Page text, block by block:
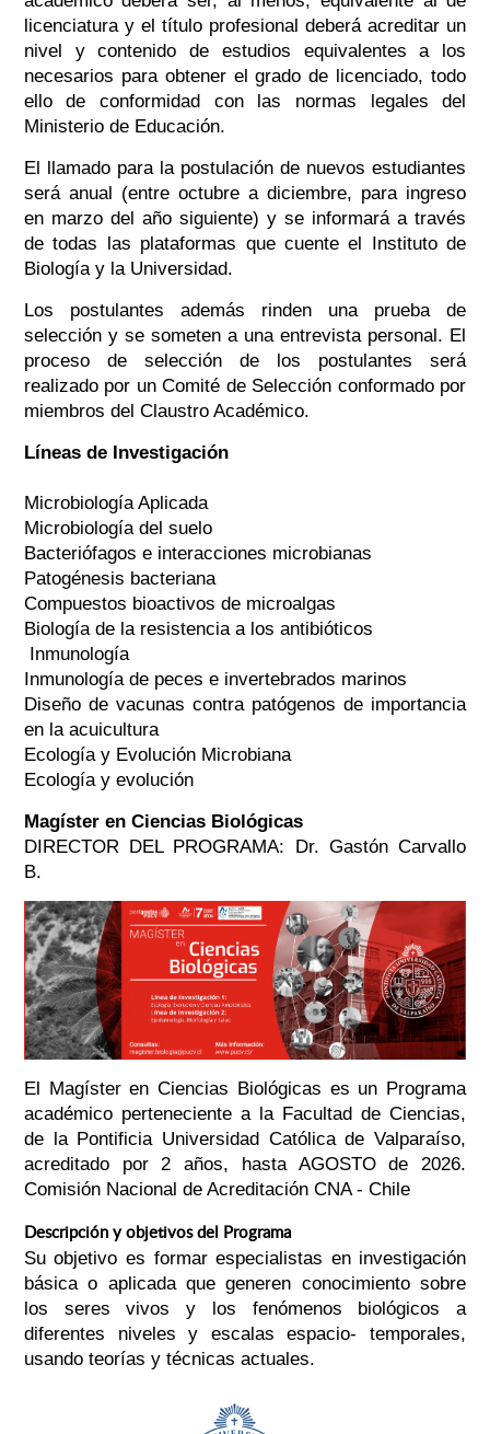
licenciatura y el título profesional deberá acreditar un
nivel y contenido de estudios equivalentes a los
necesarios para obtener el grado de licenciado, todo
ello de conformidad con las normas legales del
Ministerio de Educación.
El llamado para la postulación de nuevos estudiantes
será anual (entre octubre a diciembre, para ingreso
en marzo del año siguiente) y se informará a través
de todas las plataformas que cuente el Instituto de
Biología y la Universidad.
Los postulantes además rinden una prueba de
selección y se someten a una entrevista personal. El
proceso de selección de los postulantes será
realizado por un Comité de Selección conformado por
miembros del Claustro Académico.
Líneas de Investigación
Microbiología Aplicada
Microbiología del suelo
Bacteriófagos e interacciones microbianas
Patogénesis bacteriana
Compuestos bioactivos de microalgas
Biología de la resistencia a los antibióticos
Inmunología
Inmunología de peces e invertebrados marinos
Diseño de vacunas contra patógenos de importancia
en la acuicultura
Ecología y Evolución Microbiana
Ecología y evolución
Magíster en Ciencias Biológicas
DIRECTOR DEL PROGRAMA: Dr. Gastón Carvallo
B.
El Magíster en Ciencias Biológicas es un Programa
académico perteneciente a la Facultad de Ciencias,
de la Pontificia Universidad Católica de Valparaíso,
acreditado por 2 años, hastaAGOSTO de 2026.
Comisión Nacional de Acreditación CNA - Chile
Descripción y objetivos del Programa
Su objetivo es formar especialistas en investigación
básica o aplicada que generen conocimiento sobre
los seres vivos y los fenómenos biológicos a
diferentes niveles y escalas espacio- temporales,
usando teorías y técnicas actuales.